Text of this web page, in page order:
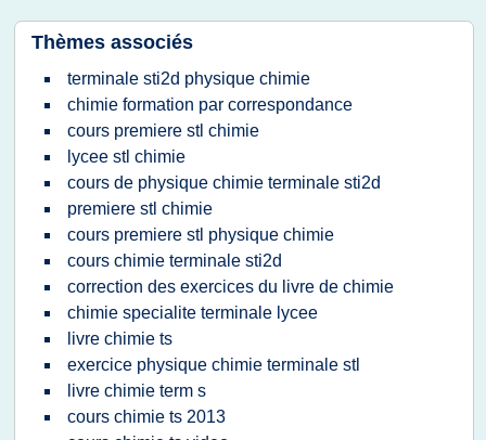
Thèmes associés
terminale sti2d physique chimie
chimie formation par correspondance
cours premiere stl chimie
lycee stl chimie
cours de physique chimie terminale sti2d
premiere stl chimie
cours premiere stl physique chimie
cours chimie terminale sti2d
correction des exercices du livre de chimie
chimie specialite terminale lycee
livre chimie ts
exercice physique chimie terminale stl
livre chimie term s
cours chimie ts 2013